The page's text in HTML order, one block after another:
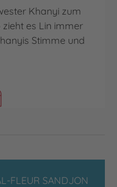
Khanyi zum
es Lin immer
Stimme und
FLEUR SANDJON